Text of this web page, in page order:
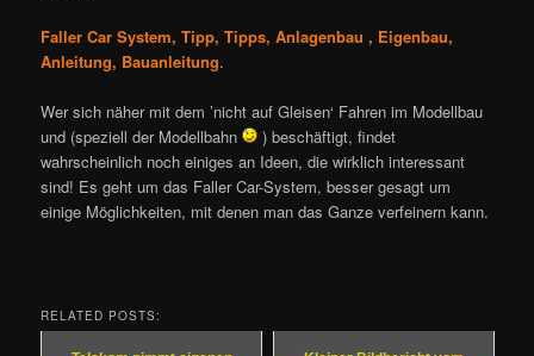
Faller Car System, Tipp, Tipps, Anlagenbau , Eigenbau,
Anleitung, Bauanleitung.
Wer sich näher mit dem ’nicht auf Gleisen‘ Fahren im Modellbau
und (speziell der Modellbahn
) beschäftigt, findet
wahrscheinlich noch einiges an Ideen, die wirklich interessant
sind! Es geht um das Faller Car-System, besser gesagt um
einige Möglichkeiten, mit denen man das Ganze verfeinern kann.
RELATED POSTS: